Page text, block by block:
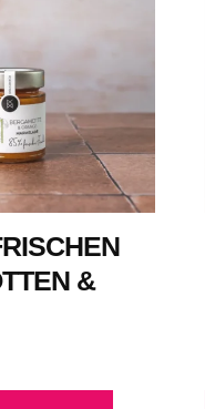
&